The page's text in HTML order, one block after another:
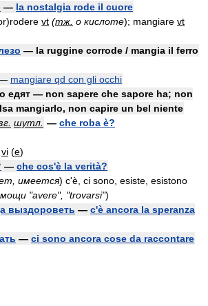
— la nostalgia rode il cuore
vt (тж. о кислоте); mangiare vt
— la ruggine corrode / mangia il ferro
mangiare qd con gli occhi
едят — non sapere che sapore ha; non
mangiarlo, non capire un bel niente
шутл. — che roba è?
vi (e)
— che cos'è la verità?
имеется) c'è, ci sono, esiste, esistono
"avere", "trovarsi")
выздороветь — c'è ancora la speranza
— ci sono ancora cose da raccontare